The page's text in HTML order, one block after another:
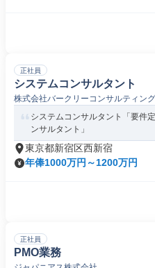
正社員
システムコンサルタント
株式会社バークリーコンサルティング
システムコンサルタント「要件
ンサルタント」
東京都新宿区西新宿
年俸1000万円～1200万円
正社員
PMO業務